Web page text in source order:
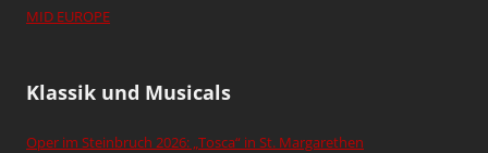
MID EUROPE
Klassik und Musicals
Oper im Steinbruch 2026: „Tosca“ in St. Margarethen